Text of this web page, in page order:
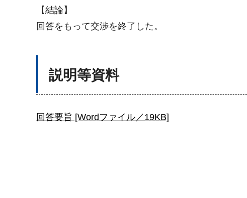
【結論】
回答をもって交渉を終了した。
説明等資料
回答要旨 [Wordファイル／19KB]